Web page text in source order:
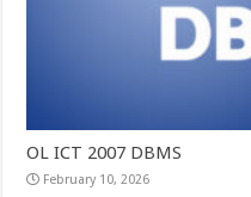
OL ICT 2007 DBMS
February 10, 2026